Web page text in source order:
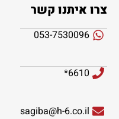
צרו איתנו קשר
053-7530096
6610*
sagiba@h-6.co.il